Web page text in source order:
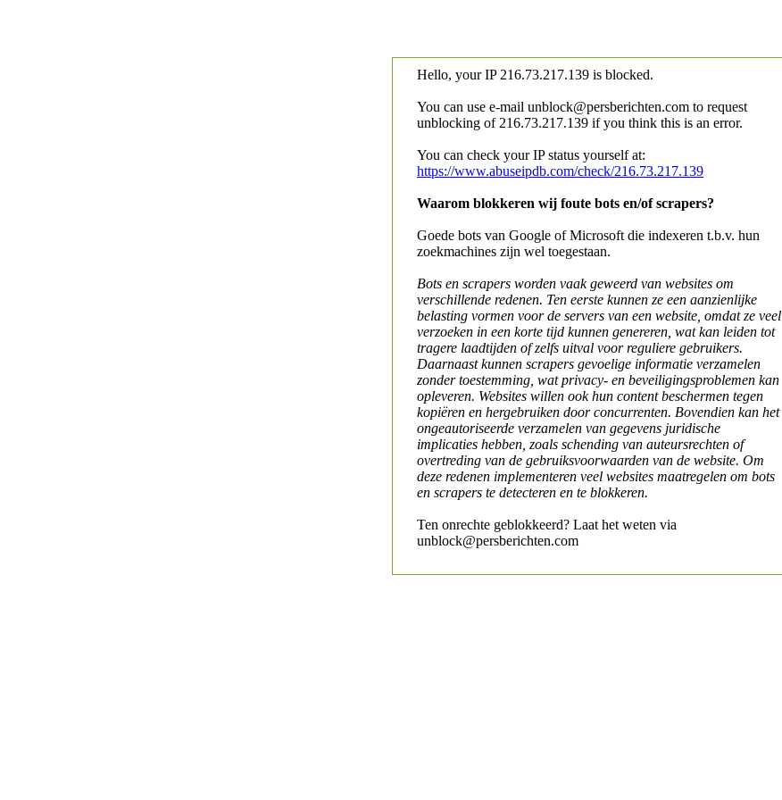
Hello, your IP 216.73.217.139 is blocked.
You can use e-mail unblock@persberichten.com to request
unblocking of 216.73.217.139 if you think this is an error.
You can check your IP status yourself at:
https://www.abuseipdb.com/check/216.73.217.139
Waarom blokkeren wij foute bots en/of scrapers?
Goede bots van Google of Microsoft die indexeren t.b.v. hun
zoekmachines zijn wel toegestaan.
Bots en scrapers worden vaak geweerd van websites om
verschillende redenen. Ten eerste kunnen ze een aanzienlijke
belasting vormen voor de servers van een website, omdat ze veel
verzoeken in een korte tijd kunnen genereren, wat kan leiden tot
tragere laadtijden of zelfs uitval voor reguliere gebruikers.
Daarnaast kunnen scrapers gevoelige informatie verzamelen
zonder toestemming, wat privacy- en beveiligingsproblemen kan
opleveren. Websites willen ook hun content beschermen tegen
kopiëren en hergebruiken door concurrenten. Bovendien kan het
ongeautoriseerde verzamelen van gegevens juridische
implicaties hebben, zoals schending van auteursrechten of
overtreding van de gebruiksvoorwaarden van de website. Om
deze redenen implementeren veel websites maatregelen om bots
en scrapers te detecteren en te blokkeren.
Ten onrechte geblokkeerd? Laat het weten via
unblock@persberichten.com